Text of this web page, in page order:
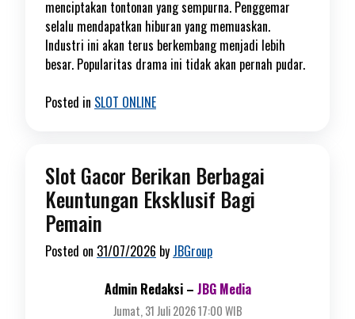
menciptakan tontonan yang sempurna. Penggemar
selalu mendapatkan hiburan yang memuaskan.
Industri ini akan terus berkembang menjadi lebih
besar. Popularitas drama ini tidak akan pernah pudar.
Posted in SLOT ONLINE
Slot Gacor Berikan Berbagai
Keuntungan Eksklusif Bagi
Pemain
Posted on 31/07/2026 by JBGroup
Admin Redaksi – JBG Media
Jumat, 31 Juli 2026 17:00 WIB